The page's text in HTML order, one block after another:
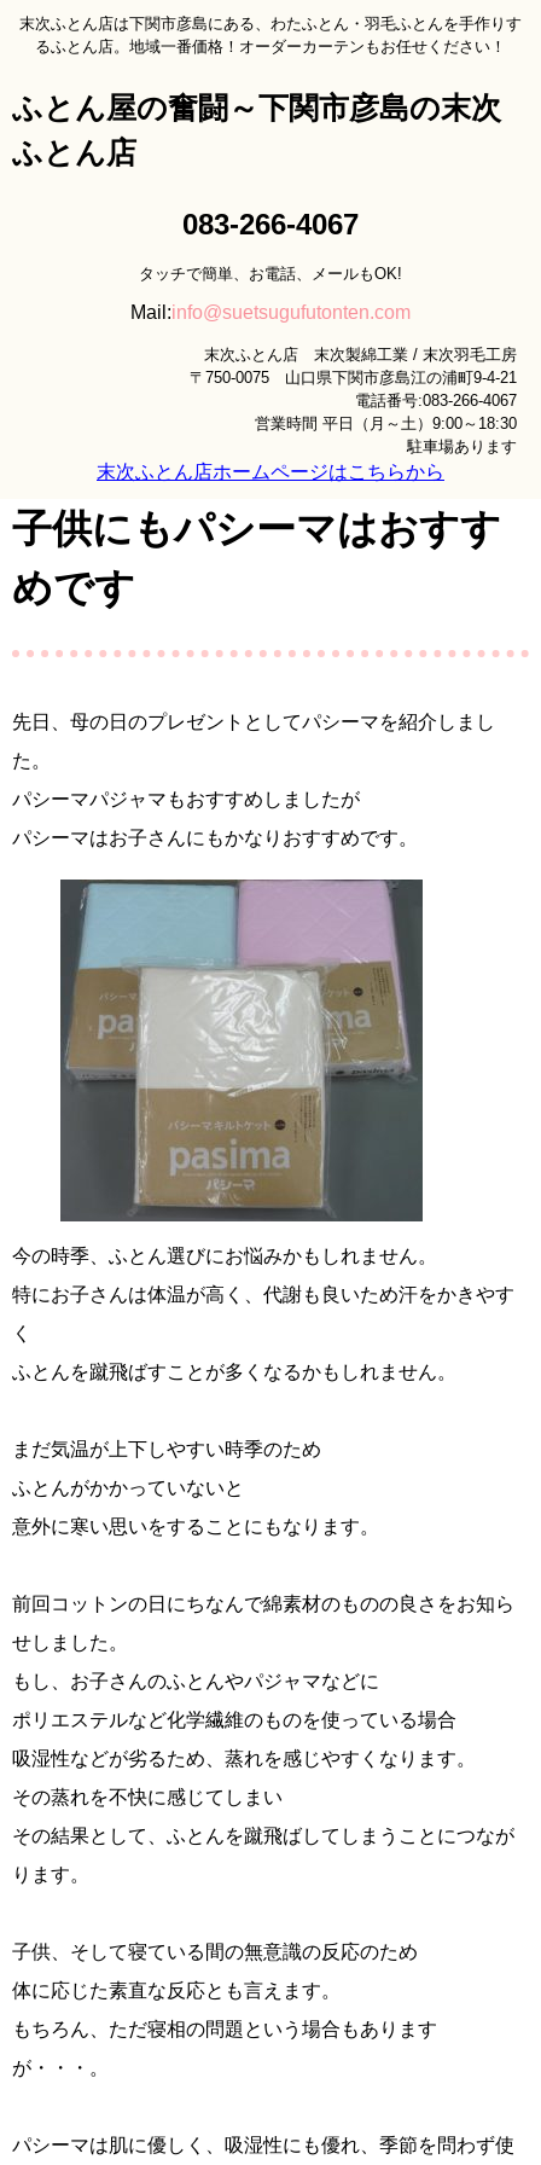
ふとん屋の奮闘～下関市彦島の末次
ふとん店
末次ふとん店は下関市彦島にある、わたふとん・羽毛ふとんを手作りす
るふとん店。地域一番価格！オーダーカーテンもお任せください！
083-266-4067
タッチで簡単、お電話、メールもOK!
Mail:info@suetsugufutonten.com
末次ふとん店 末次製綿工業 / 末次羽毛工房
〒750-0075 山口県下関市彦島江の浦町9-4-21
電話番号:083-266-4067
営業時間 平日（月～土）9:00～18:30
駐車場あります
末次ふとん店ホームページはこちらから
子供にもパシーマはおすす
めです
先日、母の日のプレゼントとしてパシーマを紹介しまし
た。
パシーマパジャマもおすすめしましたが
パシーマはお子さんにもかなりおすすめです。
今の時季、ふとん選びにお悩みかもしれません。
特にお子さんは体温が高く、代謝も良いため汗をかきやす
く
ふとんを蹴飛ばすことが多くなるかもしれません。
まだ気温が上下しやすい時季のため
ふとんがかかっていないと
意外に寒い思いをすることにもなります。
前回コットンの日にちなんで綿素材のものの良さをお知ら
せしました。
もし、お子さんのふとんやパジャマなどに
ポリエステルなど化学繊維のものを使っている場合
吸湿性などが劣るため、蒸れを感じやすくなります。
その蒸れを不快に感じてしまい
その結果として、ふとんを蹴飛ばしてしまうことにつなが
ります。
子供、そして寝ている間の無意識の反応のため
体に応じた素直な反応とも言えます。
もちろん、ただ寝相の問題という場合もあります
が・・・。
パシーマは肌に優しく、吸湿性にも優れ、季節を問わず使